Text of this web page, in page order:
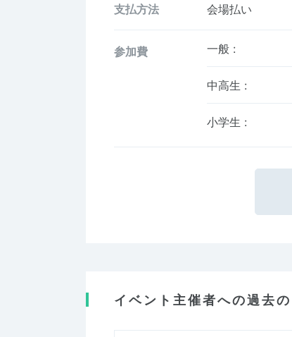
支払方法 会場払い
参加費 一般 :
中高生 :
小学生 :
イベント主催者への過去